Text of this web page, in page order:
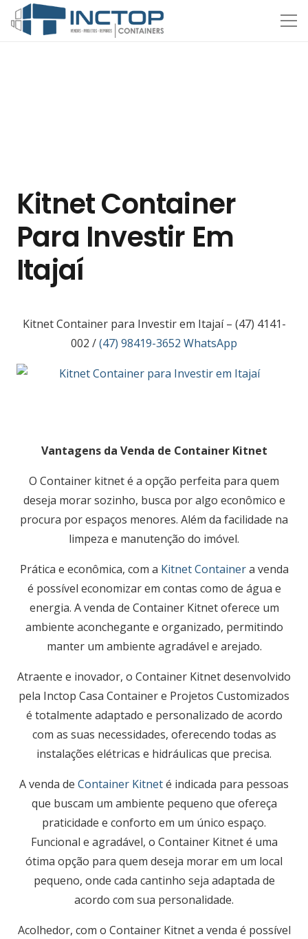
Kitnet Container
Para Investir Em
Itajaí
Kitnet Container para Investir em Itajaí – (47) 4141-
002 /(47) 98419-3652 WhatsApp
Vantagens da Venda de Container Kitnet
O Container kitnet é a opção perfeita para quem
deseja morar sozinho, busca por algo econômico e
procura por espaços menores. Além da facilidade na
limpeza e manutenção do imóvel.
Prática e econômica, com a Kitnet Containera venda
é possível economizar em contas como de água e
energia. A venda de Container Kitnet oferece um
ambiente aconchegante e organizado, permitindo
manter um ambiente agradável e arejado.
Atraente e inovador, o Container Kitnet desenvolvido
pela Inctop Casa Containere Projetos Customizados
é totalmente adaptado e personalizado de acordo
com as suas necessidades, oferecendo todas as
instalações elétricas e hidráulicas que precisa.
A venda de Container Kitneté indicada para pessoas
que buscam um ambiente pequeno que ofereça
praticidade e conforto em um único espaço.
Funcional e agradável, o Container Kitnet é uma
ótima opção para quem deseja morar em um local
pequeno, onde cada cantinho seja adaptada de
acordo com sua personalidade.
Acolhedor, com o Container Kitnet a venda é possível